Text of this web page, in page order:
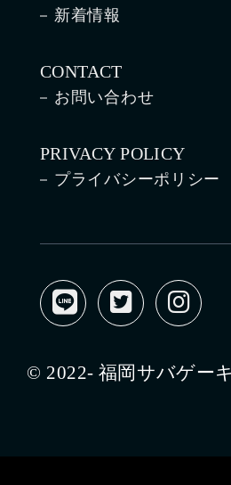
新着情報
CONTACT
お問い合わせ
PRIVACY POLICY
プライバシーポリシー
© 2022- 福岡サバゲー